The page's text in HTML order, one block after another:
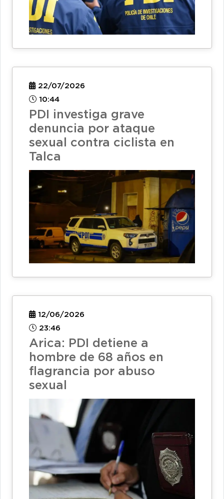
22/07/2026
10:44
PDI investiga grave
denuncia por ataque
sexual contra ciclista en
Talca
12/06/2026
23:46
Arica: PDI detiene a
hombre de 68 años en
flagrancia por abuso
sexual